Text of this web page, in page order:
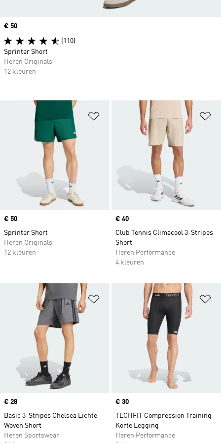
Op verlanglijst zetten
Price
€ 50
Sprinter Short
Heren Originals
12 kleuren
Price
€ 40
Club Tennis Climacool 3-Stripes
Short
Heren Performance
4 kleuren
Op verlanglijst zetten
Price
€ 28
Basic 3-Stripes Chelsea Lichte
Woven Short
Heren Sportswear
Price
€ 30
TECHFIT Compression Training
Korte Legging
Heren Performance
Price
€ 50
(110)
Sprinter Short
Heren Originals
12 kleuren